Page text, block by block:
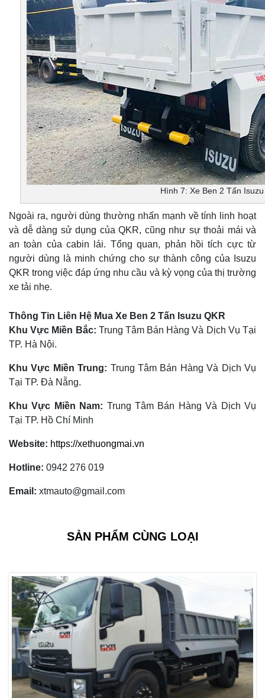
Hình 7: Xe Ben 2 Tấn Isuzu
Ngoài ra, người dùng thường nhấn mạnh về tính linh hoạt
và dễ dàng sử dụng của QKR, cũng như sự thoải mái và
an toàn của cabin lái. Tổng quan, phản hồi tích cực từ
người dùng là minh chứng cho sự thành công của Isuzu
QKR trong việc đáp ứng nhu cầu và kỳ vọng của thị trường
xe tải nhẹ.
Thông Tin Liên Hệ Mua Xe Ben 2 Tấn Isuzu QKR
Khu Vực Miền Bắc: Trung Tâm Bán Hàng Và Dịch Vụ Tại
TP. Hà Nội.
Khu Vực Miền Trung: Trung Tâm Bán Hàng Và Dịch Vụ
Tại TP. Đà Nẵng.
Khu Vực Miền Nam: Trung Tâm Bán Hàng Và Dịch Vụ
Tại TP. Hồ Chí Minh
Website: https://xethuongmai.vn
Hotline: 0942 276 019
Email: xtmauto@gmail.com
SẢN PHẨM CÙNG LOẠI